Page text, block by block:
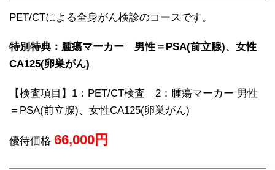
PET/CTによる全身がん検診のコースです。
特別特典：腫瘍マーカー 男性＝PSA(前立腺)、女性
CA125(卵巣がん)
【検査項目】1：PET/CT検査 2：腫瘍マーカー 男性
＝PSA(前立腺)、女性CA125(卵巣がん)
優待価格 66,000円